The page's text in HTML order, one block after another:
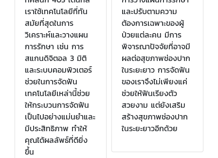
เราใช้เทคโนโลยีที่ทัน
สมัยที่สุดในการ
วิเคราะห์และวางแผน
การรักษา เช่น การ
สแกนดิจิตอล 3 มิติ
และระบบคอมพิวเตอร์
ช่วยในการจัดฟัน
เทคโนโลยีเหล่านี้ช่วย
ให้กระบวนการจัดฟัน
เป็นไปอย่างแม่นยำและ
มีประสิทธิภาพ ทำให้
คุณได้ผลลัพธ์ที่ดียิ่ง
ขึ้น
และปรับตามความ
ต้องการเฉพาะของผู้
ป่วยแต่ละคน มีการ
พิจารณาปัจจัยที่อาจมี
ผลต่อสุขภาพช่องปาก
ในระยะยาว การจัดฟัน
ของเราจึงไม่เพียงแค่
ช่วยให้ฟันเรียงตัว
สวยงาม แต่ยังเสริม
สร้างสุขภาพช่องปาก
ในระยะยาวอีกด้วย